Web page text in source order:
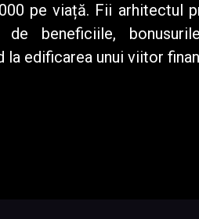
pe viață. Fii arhitectul
beneficiile,
la edificarea unui viitor